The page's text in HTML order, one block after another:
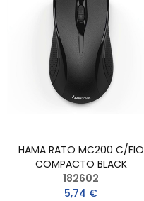
HAMA RATO MC200 C/FIO
COMPACTO BLACK
182602
5,74 €